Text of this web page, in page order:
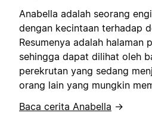
Anabella adalah seorang
dengan kecintaan terhadap
Resumenya adalah halaman
sehingga dapat dilihat oleh
perekrutan yang sedang
orang lain yang mungkin
Baca cerita Anabella →